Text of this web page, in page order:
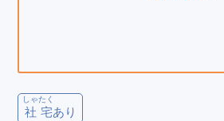
社宅
しゃたく
あり